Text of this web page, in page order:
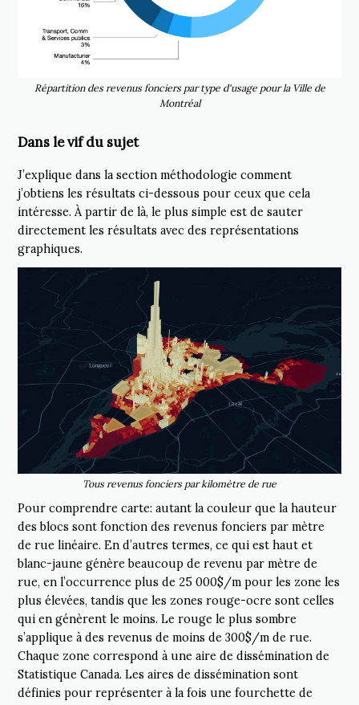
Répartition des revenus fonciers par type d'usage pour la Ville de
Montréal
Dans le vif du sujet
J’explique dans la section méthodologie comment
j’obtiens les résultats ci-dessous pour ceux que cela
intéresse. À partir de là, le plus simple est de sauter
directement les résultats avec des représentations
graphiques.
Tous revenus fonciers par kilomètre de rue
Pour comprendre carte: autant la couleur que la hauteur
des blocs sont fonction des revenus fonciers par mètre
de rue linéaire. En d’autres termes, ce qui est haut et
blanc-jaune génère beaucoup de revenu par mètre de
rue, en l’occurrence plus de 25 000$/m pour les zone les
plus élevées, tandis que les zones rouge-ocre sont celles
qui en génèrent le moins. Le rouge le plus sombre
s’applique à des revenus de moins de 300$/m de rue.
Chaque zone correspond à une aire de dissémination de
Statistique Canada. Les aires de dissémination sont
définies pour représenter à la fois une fourchette de